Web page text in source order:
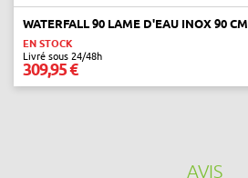
WATERFALL 90 LAME D'EAU INOX 90 CM
EN STOCK
Livré sous 24/48h
309,95 €
AVIS